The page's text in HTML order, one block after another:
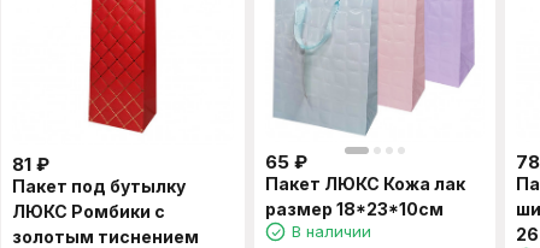
81 ₽
Пакет под бутылку
ЛЮКС Ромбики с
золотым тиснением
65 ₽
Пакет ЛЮКС Кожа лак
размер 18*23*10см
В наличии
78